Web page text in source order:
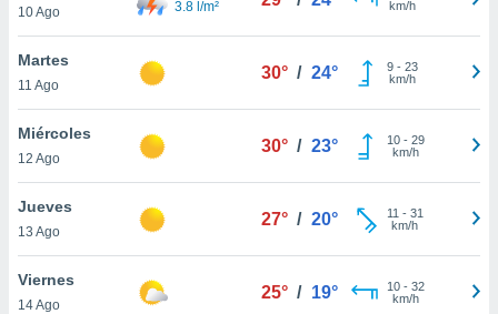
más
nuestra
y
disponible
10 Ago
3.8 l/m²
km/h
Martes
11 Ago
30° / 24° 9- 23
km/h
Miércoles
12 Ago
30° / 23° 10- 29
km/h
Jueves
13 Ago
27° / 20° 11 - 31
km/h
Viernes
14 Ago
25° / 19° 10- 32
km/h